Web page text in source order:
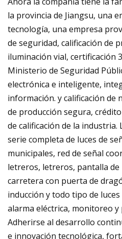
la provincia de Jiangsu, una
tecnología, una empresa
de seguridad, calificación de
iluminación vial, certificación
Ministerio de Seguridad
electrónica e inteligente,
información. y calificación de
de producción segura,
de calificación de la
serie completa de luces de
municipales, red de señal
letreros, letreros, pantalla
carretera con puerta de
inducción y todo tipo de
alarma eléctrica, monitoreo
Adherirse al desarrollo
e innovación tecnológica,